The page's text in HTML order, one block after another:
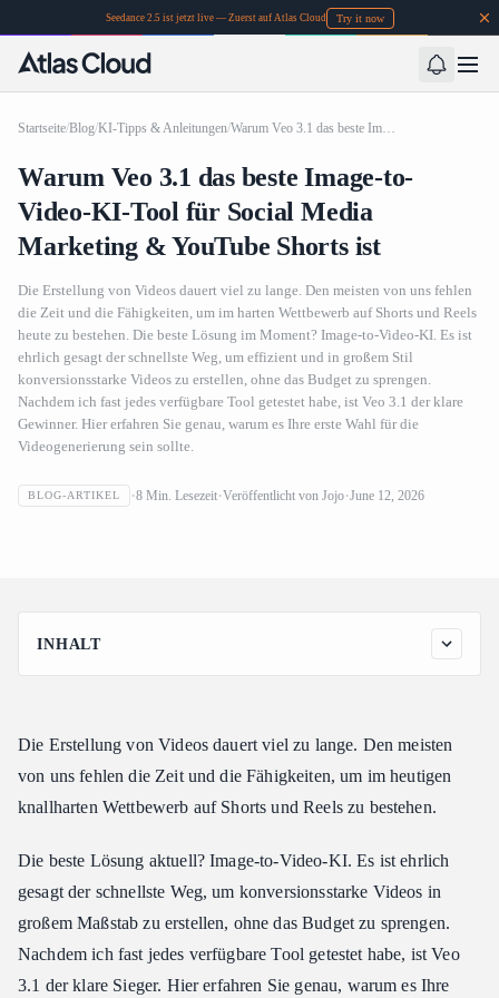
Seedance 2.5 ist jetzt live — Zuerst auf Atlas Cloud Try it now
Startseite/Blog/KI-Tipps & Anleitungen/ Warum Veo 3.1 das beste Image-to-Video-KI-Tool für Social Media Marketing & YouTube Shorts ist
Warum Veo 3.1 das beste Image-to-
Video-KI-Tool für Social Media
Marketing & YouTube Shorts ist
Die Erstellung von Videos dauert viel zu lange. Den meisten von uns fehlen
die Zeit und die Fähigkeiten, um im harten Wettbewerb auf Shorts und Reels
heute zu bestehen. Die beste Lösung im Moment? Image-to-Video-KI. Es ist
ehrlich gesagt der schnellste Weg, um effizient und in großem Stil
konversionsstarke Videos zu erstellen, ohne das Budget zu sprengen.
Nachdem ich fast jedes verfügbare Tool getestet habe, ist Veo 3.1 der klare
Gewinner. Hier erfahren Sie genau, warum es Ihre erste Wahl für die
Videogenerierung sein sollte.
BLOG-ARTIKEL 8 Min. Lesezeit Veröffentlicht von Jojo June 12, 2026
Warum Veo 3.1 das beste Image-to-Video-KI-Tool für
Social Media Marketing & YouTube Shorts ist
INHALT
Vergleich der KI-Videogenerierungsmodelle (2026) mit
die Vorteile
Video-Realismus & Qualität
Batch-Generierung
Inhaltliche Konsistenz
Warum Social-Media-Marketer Veo 3.1 brauchen
E-Commerce-Marketing: Content-Output kann nicht mit Ad-
Spend mithalten
Die Erstellung von Videos dauert viel zu lange. Den meisten
von uns fehlen die Zeit und die Fähigkeiten, um im heutigen
knallharten Wettbewerb auf Shorts und Reels zu bestehen.
Die beste Lösung aktuell? Image-to-Video-KI. Es ist ehrlich
gesagt der schnellste Weg, um konversionsstarke Videos in
großem Maßstab zu erstellen, ohne das Budget zu sprengen.
Nachdem ich fast jedes verfügbare Tool getestet habe, ist Veo
3.1 der klare Sieger. Hier erfahren Sie genau, warum es Ihre